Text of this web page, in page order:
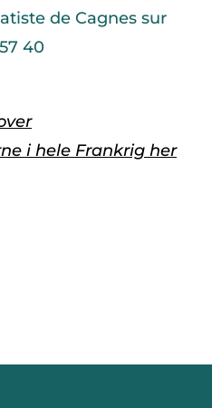
de Cagnes sur
40
i hele Frankrig her